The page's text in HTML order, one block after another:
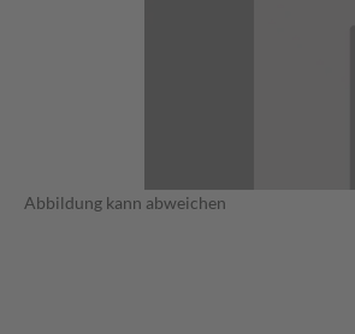
Abbildung kann abweichen